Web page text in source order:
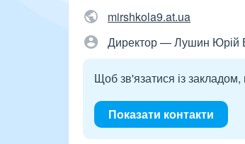
mirshkola9.at.ua
Директор — Лушин Юрій
Щоб зв'язатися із
Показати контакти